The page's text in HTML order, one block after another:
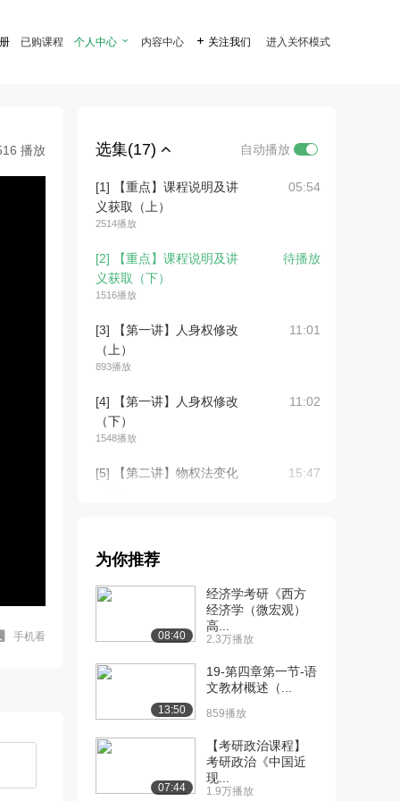
已购课程 个人中心  内容中心  关注我们 进入关怀模式
播放
手机看
选集(17) 自动播放
[1] 【重点】课程说明及讲
义获取（上）
2514播放
05:54
[2] 【重点】课程说明及讲
义获取（下）
1516播放
待播放
[3] 【第一讲】人身权修改
（上）
893播放
11:01
[4] 【第一讲】人身权修改
（下）
1548播放
11:02
[5] 【第二讲】物权法变化
15:47
（中）
[7] 【第二讲】物权法变化
15:40
[8] 【第三讲】合同法修改
[9] 【第三讲】合同法修改
623播放
19:52
为你推荐
08:40
经济学考研《西方
经济学（微宏观）
高...
2.3万播放
13:50
19-第四章第一节-语
文教材概述（...
859播放
07:44
【考研政治课程】
考研政治《中国近
现...
1.9万播放